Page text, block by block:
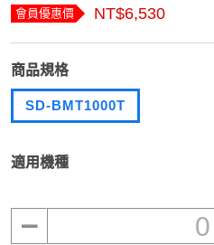
會員優惠價 NT$6,530
商品規格
SD-BMT1000T
適用機種
0